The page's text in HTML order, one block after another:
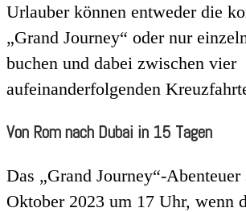
Urlauber können entweder die
„Grand Journey“ oder nur
buchen und dabei zwischen vier
aufeinanderfolgenden
Von Rom nach Dubai in 15 Tagen
Das „Grand Journey“-Abenteuer
Oktober 2023 um 17 Uhr, wenn